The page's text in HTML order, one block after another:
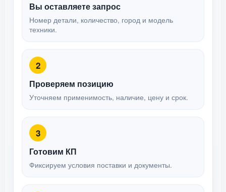
Вы оставляете запрос
Номер детали, количество, город и модель
техники.
2
Проверяем позицию
Уточняем применимость, наличие, цену и срок.
3
Готовим КП
Фиксируем условия поставки и документы.